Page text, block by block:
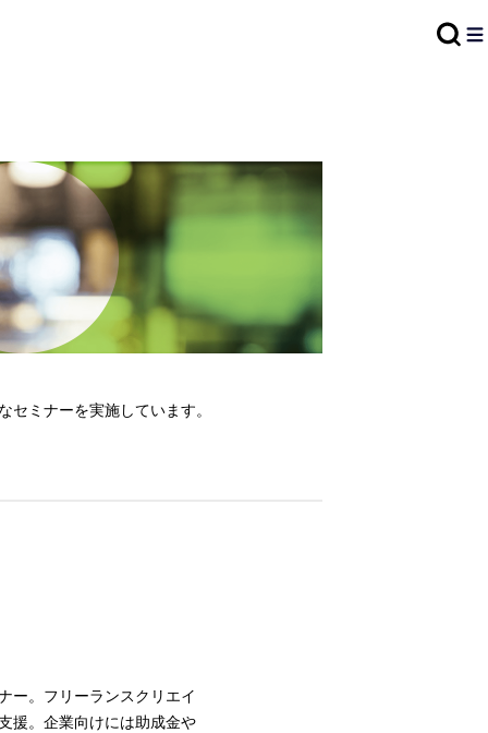
ミナーを実施しています。
ー。フリーランスクリエイ
援。企業向けには助成金や